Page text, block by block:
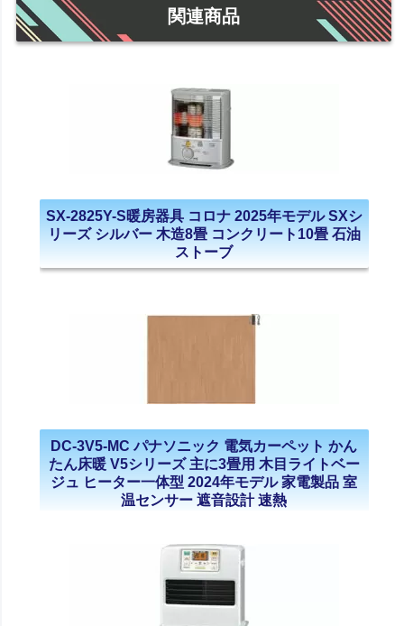
関連商品
SX-2825Y-S暖房器具 コロナ 2025年モデル SXシ
リーズ シルバー 木造8畳 コンクリート10畳 石油
ストーブ
DC-3V5-MC パナソニック 電気カーペット かん
たん床暖 V5シリーズ 主に3畳用 木目ライトベー
ジュ ヒーター一体型 2024年モデル 家電製品 室
温センサー 遮音設計 速熱